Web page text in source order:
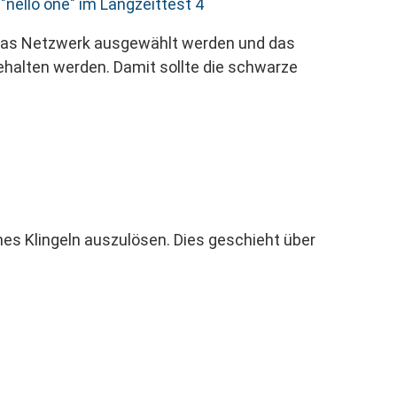
Netzwerk ausgewählt werden und das
werden. Damit sollte die schwarze
Klingeln auszulösen. Dies geschieht über